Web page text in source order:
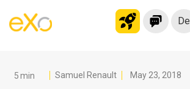
De
Modernes Intranet
Samuel Renault May 23, 2018